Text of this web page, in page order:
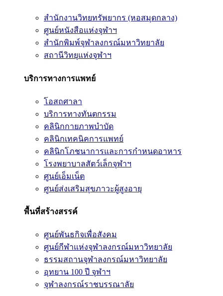
สำนักงานวิทยทรัพยากร (หอสมุดกลาง)
ศูนย์หนังสือแห่งจุฬาฯ
สำนักพิมพ์จุฬาลงกรณ์มหาวิทยาลัย
สถานีวิทยุแห่งจุฬาฯ
บริการทางการแพทย์
โอสถศาลา
บริการทางทันตกรรม
คลินิกกายภาพบำบัด
คลินิกเทคนิคการแพทย์
คลินิกโภชนาการและการกำหนดอาหาร
โรงพยาบาลสัตว์เล็กจุฬาฯ
ศูนย์เอ็มเน็ต
ศูนย์ส่งเสริมสุขภาวะผู้สูงอายุ
พื้นที่สร้างสรรค์
ศูนย์พันธกิจเพื่อสังคม
ศูนย์กีฬาแห่งจุฬาลงกรณ์มหาวิทยาลัย
ธรรมสถานจุฬาลงกรณ์มหาวิทยาลัย
อุทยาน 100 ปี จุฬาฯ
จุฬาลงกรณ์ราชบรรณาลัย